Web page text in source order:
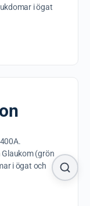
i ögat
Glaukom (grön
i ögat och